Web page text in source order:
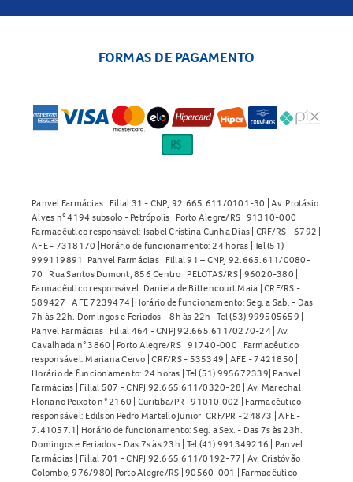
FORMAS DE PAGAMENTO
Panvel Farmácias | Filial 31 - CNPJ 92.665.611/0101-30 | Av. Protásio
Alves n° 4194 subsolo - Petrópolis | Porto Alegre/RS | 91310-000 |
Farmacêutico responsável: Isabel Cristina Cunha Dias | CRF/RS - 6792 |
AFE - 7318170 |Horário de funcionamento: 24 horas | Tel (51)
999119891| Panvel Farmácias | Filial 91 – CNPJ 92.665.611/0080-
70 | Rua Santos Dumont, 856 Centro | PELOTAS/RS | 96020-380 |
Farmacêutico responsável: Daniela de Bittencourt Maia | CRF/RS -
589427 | AFE 7239474 |Horário de funcionamento: Seg. a Sab. - Das
7h às 22h. Domingos e Feriados – 8h às 22h | Tel (53) 999505659 |
Panvel Farmácias | Filial 464 - CNPJ 92.665.611/0270-24 | Av.
Cavalhada n° 3860 | Porto Alegre/RS | 91740-000 | Farmacêutico
responsável: Mariana Cervo | CRF/RS - 535349 | AFE - 7421850 |
Horário de funcionamento: 24 horas | Tel (51) 995672339| Panvel
Farmácias | Filial 507 - CNPJ 92.665.611/0320-28 | Av. Marechal
Floriano Peixoto n° 2160 | Curitiba/PR | 91010.002 | Farmacêutico
responsável: Edilson Pedro Martello Junior| CRF/PR - 24873 | AFE -
7.41057.1| Horário de funcionamento: Seg. a Sex. - Das 7s às 23h.
Domingos e Feriados - Das 7s às 23h | Tel (41) 991349216 | Panvel
Farmácias | Filial 701 - CNPJ 92.665.611/0192-77 | Av. Cristóvão
Colombo, 976/980| Porto Alegre/RS | 90560-001 | Farmacêutico